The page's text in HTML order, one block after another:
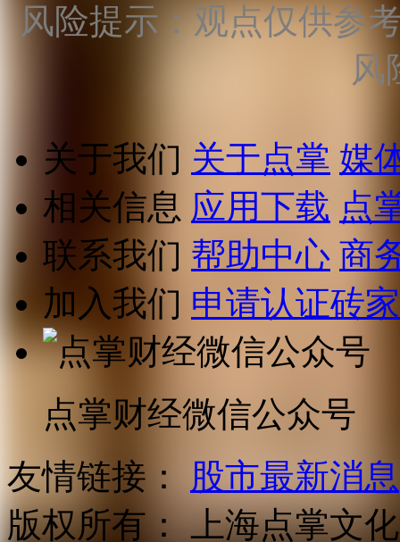
风险提示：观点仅供参
风
关于我们 关于点掌 媒
相关信息 应用下载 点
联系我们 帮助中心 商
加入我们 申请认证砖家
点掌财经微信公众号
友情链接：
股市最新消息
版权所有： 上海点掌文